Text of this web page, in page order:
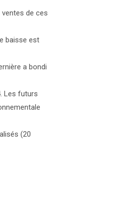
de ces
baisse est
a bondi
Les futurs
(20